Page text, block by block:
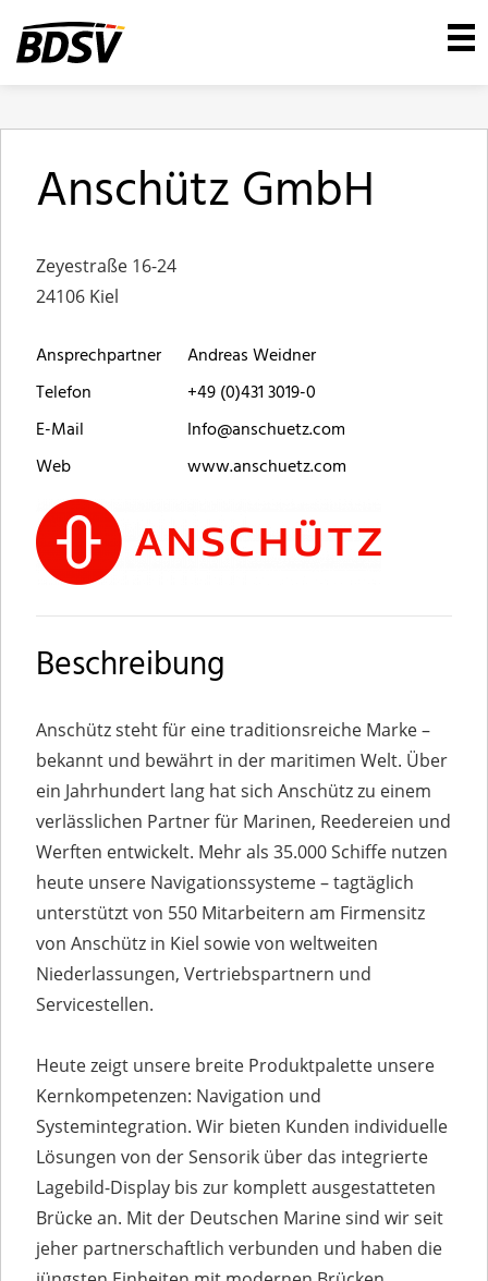
Anschütz GmbH
Zeyestraße 16-24
24106 Kiel
Ansprechpartner
Andreas Weidner
Telefon
+49 (0)431 3019-0
E-Mail
Info@anschuetz.com
Web
www.anschuetz.com
Beschreibung
Anschütz steht für eine traditionsreiche Marke –
bekannt und bewährt in der maritimen Welt. Über
ein Jahrhundert lang hat sich Anschütz zu einem
verlässlichen Partner für Marinen, Reedereien und
Werften entwickelt. Mehr als 35.000 Schiffe nutzen
heute unsere Navigationssysteme – tagtäglich
unterstützt von 550 Mitarbeitern am Firmensitz
von Anschütz in Kiel sowie von weltweiten
Niederlassungen, Vertriebspartnern und
Servicestellen.
Heute zeigt unsere breite Produktpalette unsere
Kernkompetenzen: Navigation und
Systemintegration. Wir bieten Kunden individuelle
Lösungen von der Sensorik über das integrierte
Lagebild-Display bis zur komplett ausgestatteten
Brücke an. Mit der Deutschen Marine sind wir seit
jeher partnerschaftlich verbunden und haben die